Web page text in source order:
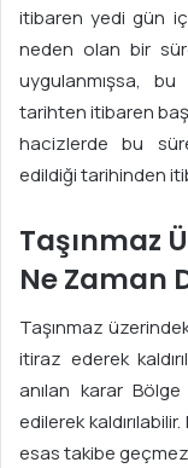
itibaren yedi gün
neden olan bir
uygulanmışsa,
tarihten itibaren
hacizlerde bu
edildiği tarihinden
Taşınmaz
Ne Zaman
Taşınmaz
itiraz ederek
anılan karar
edilerek
esas takibe